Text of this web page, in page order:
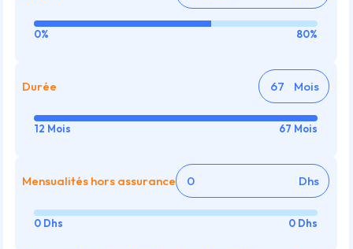
0% 80%
Durée Mois
12 Mois 67 Mois
Mensualités hors assurance Dhs
0 Dhs 0 Dhs